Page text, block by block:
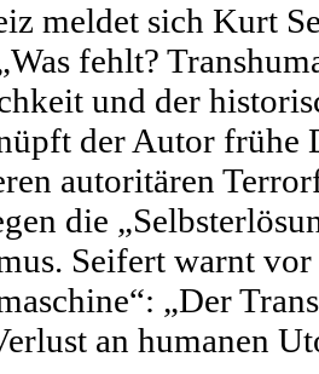
meldet sich Kurt
fehlt?
und der
der Autor frühe
autoritären
die
Seifert warnt
„Der
an humanen